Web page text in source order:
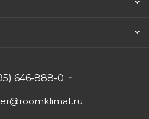
646-888-0